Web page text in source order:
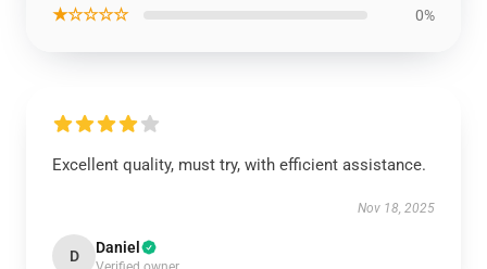
★☆☆☆☆ 0%
Excellent quality, must try, with efficient assistance.
Nov 18, 2025
D Daniel